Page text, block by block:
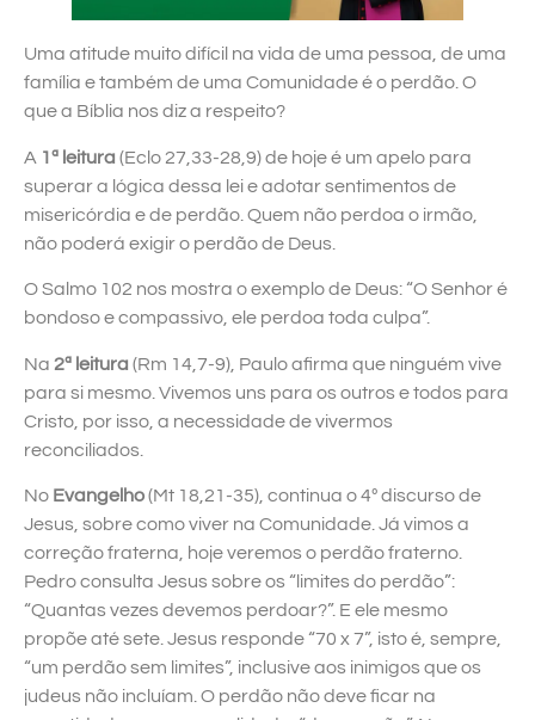
Uma atitude muito difícil na vida de uma pessoa, de uma
família e também de uma Comunidade é o perdão. O
que a Bíblia nos diz a respeito?
A 1ª leitura (Eclo 27,33-28,9) de hoje é um apelo para
superar a lógica dessa lei e adotar sentimentos de
misericórdia e de perdão. Quem não perdoa o irmão,
não poderá exigir o perdão de Deus.
O Salmo 102 nos mostra o exemplo de Deus: “O Senhor é
bondoso e compassivo, ele perdoa toda culpa”.
Na 2ª leitura (Rm 14,7-9), Paulo afirma que ninguém vive
para si mesmo. Vivemos uns para os outros e todos para
Cristo, por isso, a necessidade de vivermos
reconciliados.
No Evangelho(Mt 18,21-35), continua o 4º discurso de
Jesus, sobre como viver na Comunidade. Já vimos a
correção fraterna, hoje veremos o perdão fraterno.
Pedro consulta Jesus sobre os “limites do perdão”:
“Quantas vezes devemos perdoar?”. E ele mesmo
propõe até sete. Jesus responde “70 x 7”, isto é, sempre,
“um perdão sem limites”, inclusive aos inimigos que os
judeus não incluíam. O perdão não deve ficar na